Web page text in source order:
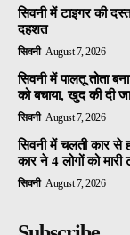
सिवनी में टाइगर की
दहशत
सिवनी August 7, 2026
सिवनी में पालतू तोता
को बचाया, खुद की दी
सिवनी August 7, 2026
सिवनी में चलती कार से
कार ने 4 लोगों को
सिवनी August 7, 2026